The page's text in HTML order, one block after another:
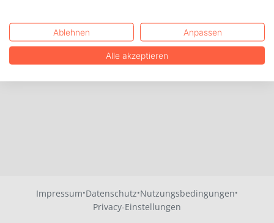
Impressum·Datenschutz·Nutzungsbedingungen·
Privacy-Einstellungen
Ablehnen Anpassen
Alle akzeptieren